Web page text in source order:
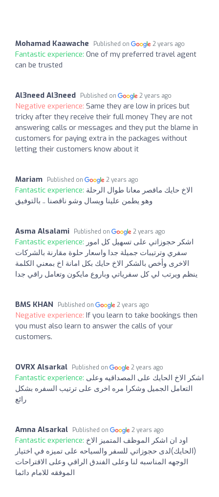
Mohamad Kaawache Published on 2 years ago
Fantastic experience: One of my preferred travel agent
can be trusted
Al3need Al3need Published on 2 years ago
Negative experience: Same they are low in prices but
tricky after they receive their full money They are not
answering calls or messages and they put the blame in
customers for paying extra in the packages without
letting their customers know about it
Mariam Published on 2 years ago
Fantastic experience: الاخ حايك ماقصر معانا طوال الرحلة
وهو يطمن علينا ويسال وشو ناقصنا .. بالتوفيق
Asma Alsalami Published on 2 years ago
Fantastic experience: اشكر حجوزاتي على تسهيل كل امور
سفري وترتيبات جميلة جدا واسعار حلوة مقارنة بالشركات
الاخرى وأخص بالشكر الاخ حايك بكل امانة اخ بمعني الكلمة
ينظم ويرتب لي كل سفرياتي وباروع مايكون وتعامل راقي جدا
BMS KHAN Published on 2 years ago
Negative experience: If you learn to take bookings then
you must also learn to answer the calls of your
customers.
OVRX Alsarkal Published on 2 years ago
Fantastic experience: اشكر الاخ الحايك على المصداقيه وعلى
التعامل الجميل وشكرا مره اخرى على ترتيب السفره بشكل
رائع
Amna Alsarkal Published on 2 years ago
Fantastic experience: اود ان اشكر الموظف المتميز الاخ
(الحايك)لدى حجوزاتي للسفر والسياحه على تميزه في اختيار
الوجهه المناسبه لنا وعلى الفندق الراقي وعلى الاقتراحات
الموفقه للامام دائما